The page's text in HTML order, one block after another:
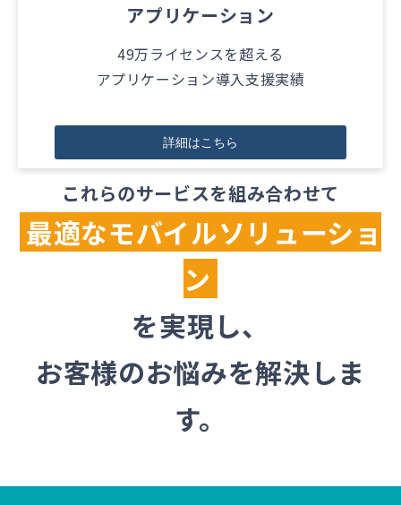
アプリケーション
49万ライセンスを超える
アプリケーション導入支援実績
詳細はこちら
これらのサービスを組み合わせて
最適なモバイルソリューショ
ン
を実現し、
お客様のお悩みを解決しま
す。